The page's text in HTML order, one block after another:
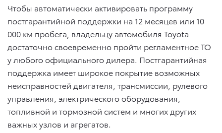
Чтобы автоматически активировать программу
постгарантийной поддержки на 12 месяцев или 10
000 км пробега, владельцу автомобиля Toyota
достаточно своевременно пройти регламентное ТО
у любого официального дилера. Постгарантийная
поддержка имеет широкое покрытие возможных
неисправностей двигателя, трансмиссии, рулевого
управления, электрического оборудования,
топливной и тормозной систем и многих других
важных узлов и агрегатов.